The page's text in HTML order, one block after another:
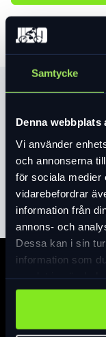
Samtycke
Denna webbplats
Vi använder
och annonserna
för sociala medier
vidarebefordrar
information från
annons- och
Dessa kan i sin
information som
Kvalitetskorg
enkelt med
Korgen
avtagbar.
inte riktigt lika
klarar rätt
H25*B35*D26
Läs merexpand_more
Specifikation